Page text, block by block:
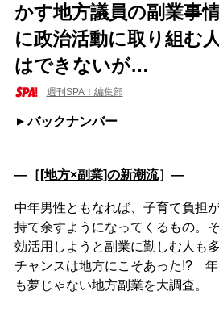
かす地方議員の副業事
に政治活動に取り組む
はできないが…
週刊SPA！編集部
バックナンバー
―［ [地方×副業]の新潮流］―
中年男性ともなれば、子育て負担
持て余すようになってくるもの。
効活用しようと副業に勤しむ人も
チャンスは地方にこそあった!?
も夢じゃない地方副業を大調査。